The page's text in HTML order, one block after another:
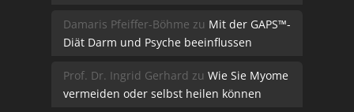
Damaris Pfeiffer-Böhme zu Mit der GAPS™-
Diät Darm und Psyche beeinflussen
Prof. Dr. Ingrid Gerhard zu Wie Sie Myome
vermeiden oder selbst heilen können